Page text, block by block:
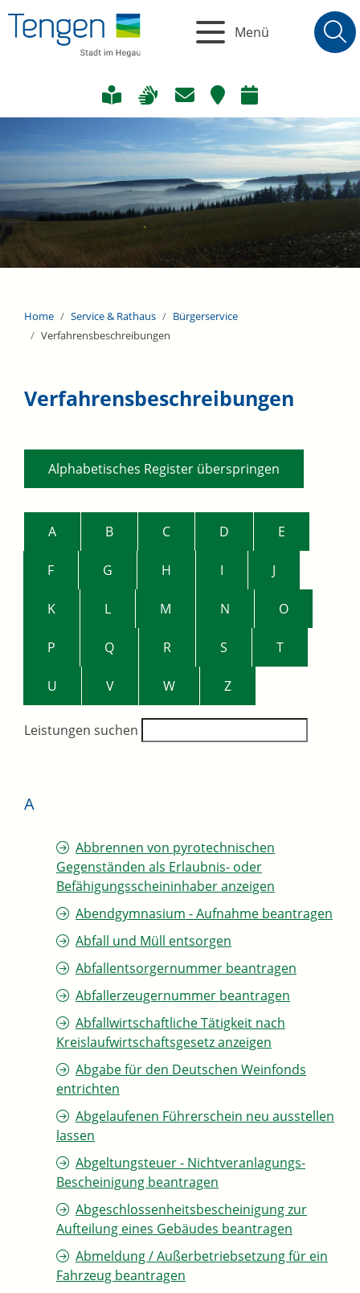
Menü
Home Service & Rathaus
Bürgerservice
Verfahrensbeschreibungen
Verfahrensbeschreibungen
Alphabetisches Register überspringen
A B C D E
F G H I J
K L M N O
P Q R S T
U V W Z
Leistungen suchen
A
Abbrennen von pyrotechnischen
Gegenständen als Erlaubnis- oder
Befähigungsscheininhaber anzeigen
Abendgymnasium - Aufnahme beantragen
Abfall und Müll entsorgen
Abfallentsorgernummer beantragen
Abfallerzeugernummer beantragen
Abfallwirtschaftliche Tätigkeit nach
Kreislaufwirtschaftsgesetz anzeigen
Abgabe für den Deutschen Weinfonds
entrichten
Abgelaufenen Führerschein neu ausstellen
lassen
Abgeltungsteuer - Nichtveranlagungs-
Bescheinigung beantragen
Abgeschlossenheitsbescheinigung zur
Aufteilung eines Gebäudes beantragen
Abmeldung / Außerbetriebsetzung für ein
Fahrzeug beantragen